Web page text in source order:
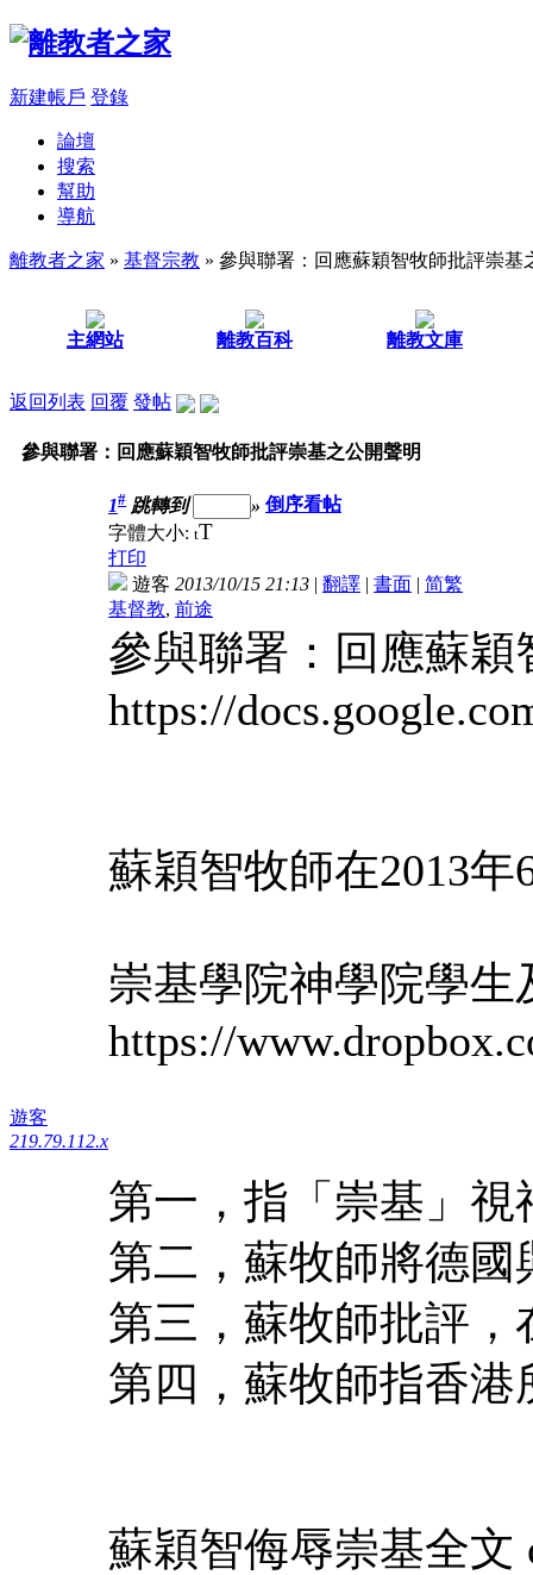
新建帳戶 登錄
論壇
搜索
幫助
導航
離教者之家 » 基督宗教 » 參與聯署：回應蘇穎智牧師批評崇基
主網站 離教百科 離教文庫
返回列表 回覆 發帖
參與聯署：回應蘇穎智牧師批評崇基之公開聲明
遊客
219.79.112.x
1# 跳轉到 » 倒序看帖
字體大小: tT
打印
遊客 2013/10/15 21:13 | 翻譯 | 書面 | 简繁
基督教, 前途
參與聯署：回應蘇穎
https://
蘇穎智牧師在2013
崇基學院神學院學生
https://
第一，指「崇基」
第二，蘇牧師將德
第三，蘇牧師批評
第四，蘇牧師指香
蘇穎智侮辱崇基全文